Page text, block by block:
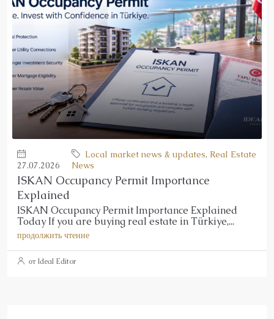
27.07.2026
Local market news & updates, Real Estate
News
ISKAN Occupancy Permit Importance
Explained
ISKAN Occupancy Permit Importance Explained
Today If you are buying real estate in Türkiye,...
продолжить чтение
от Ideal Editor